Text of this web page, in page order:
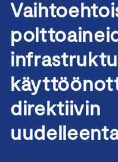
direktiivin